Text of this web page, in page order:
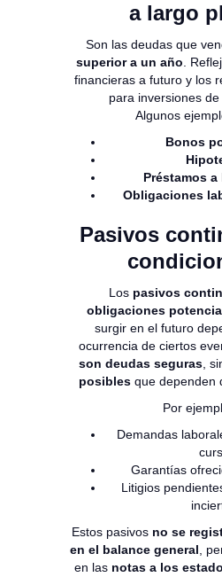
a largo
Son las deudas que
superior a un año .
financieras a futuro y los
para inversiones de
Algunos
Bonos
Préstamos a
Obligaciones
Pasivos
Los pasivos
obligaciones
surgir en el futuro
ocurrencia de ciertos
son deudas seguras,
posiblesque dependen
Por
Demandas
Garantías
Litigios
Estos pasivos no se
en el balance general ,
en las notas a los